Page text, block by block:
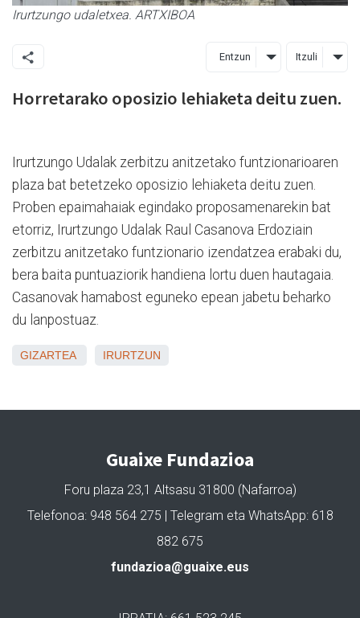
Irurtzungo udaletxea. ARTXIBOA
Entzun Itzuli
Horretarako oposizio lehiaketa deitu zuen.
Irurtzungo Udalak zerbitzu anitzetako funtzionarioaren
plaza bat betetzeko oposizio lehiaketa deitu zuen.
Proben epaimahaiak egindako proposamenarekin bat
etorriz, Irurtzungo Udalak Raul Casanova Erdoziain
zerbitzu anitzetako funtzionario izendatzea erabaki du,
bera baita puntuaziorik handiena lortu duen hautagaia.
Casanovak hamabost eguneko epean jabetu beharko
du lanpostuaz.
GIZARTEA IRURTZUN
Guaixe Fundazioa
Foru plaza 23,1 Altsasu 31800 (Nafarroa)
Telefonoa: 948 564 275 | Telegram eta WhatsApp: 618
882 675
fundazioa@guaixe.eus